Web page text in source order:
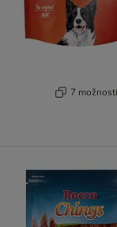
7 možností